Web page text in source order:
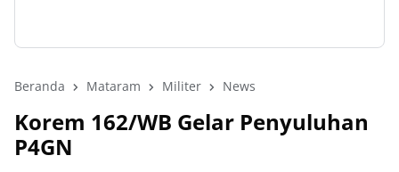
Beranda Mataram Militer News
Korem 162/WB Gelar Penyuluhan
P4GN